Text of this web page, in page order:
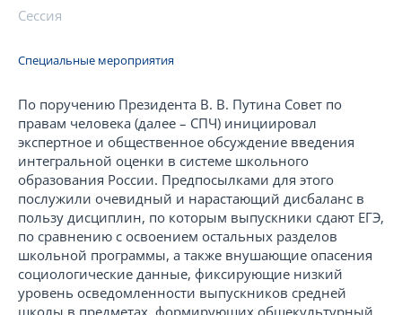
Сессия
Специальные мероприятия
По поручению Президента В. В. Путина Совет по
правам человека (далее – СПЧ) инициировал
экспертное и общественное обсуждение введения
интегральной оценки в системе школьного
образования России. Предпосылками для этого
послужили очевидный и нарастающий дисбаланс в
пользу дисциплин, по которым выпускники сдают ЕГЭ,
по сравнению с освоением остальных разделов
школьной программы, а также внушающие опасения
социологические данные, фиксирующие низкий
уровень осведомленности выпускников средней
школы в предметах, формирующих общекультурный